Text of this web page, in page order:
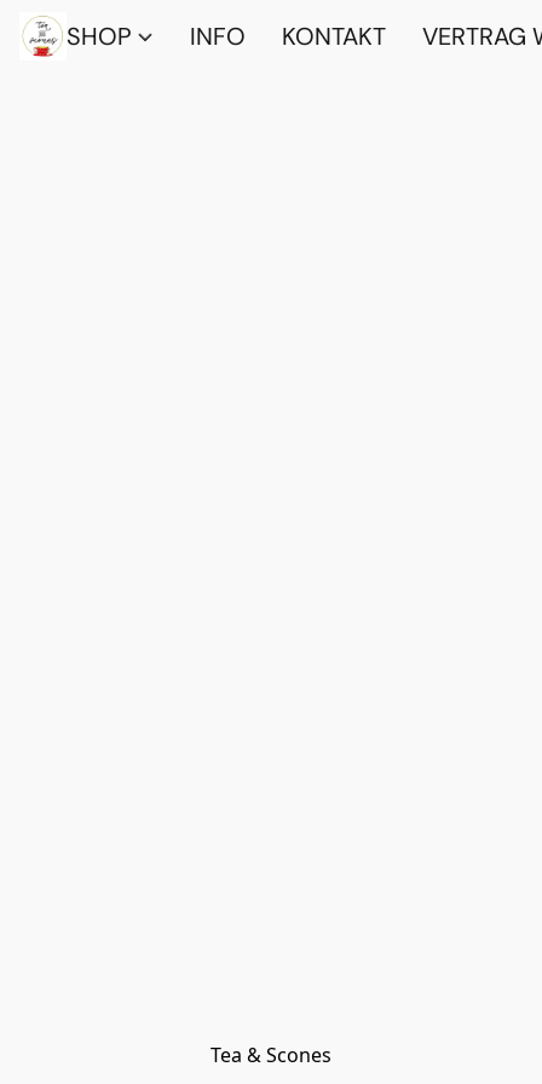
SHOP INFO KONTAKT VERTRAG
Tea & Scones